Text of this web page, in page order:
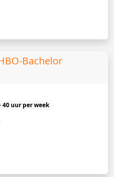
Bachelor
40 uur per week